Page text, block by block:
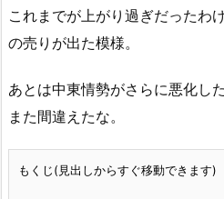
これまでが上がり過ぎだったわ
の売りが出た模様。
あとは中東情勢がさらに悪化し
また間違えたな。
もくじ(見出しからすぐ移動できます)